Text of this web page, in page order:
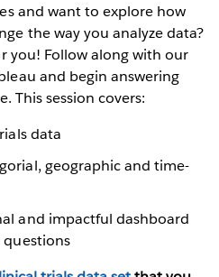
and want to explore how
the way you analyze data?
you! Follow along with our
and begin answering
This session covers:
data
geographic and time-
and impactful dashboard
questions